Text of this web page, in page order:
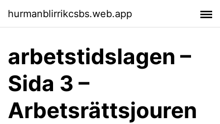
hurmanblirrikcsbs.web.app
arbetstidslagen –
Sida 3 –
Arbetsrättsjouren